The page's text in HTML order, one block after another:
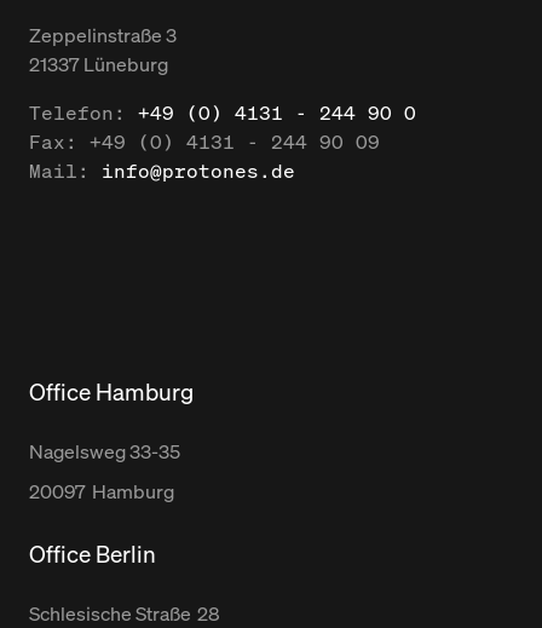
Zeppelinstraße3
21337Lüneburg
Telefon:
+49 (0) 4131 - 244 90 0
Fax:
+49 (0) 4131 - 244 90 09
Mail:
info@protones.de
Office Hamburg
Nagelsweg33-35
20097 Hamburg
Office Berlin
Schlesische Straße 28